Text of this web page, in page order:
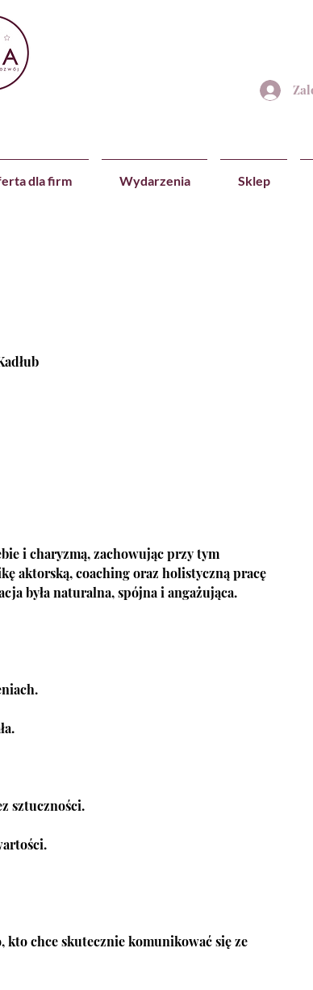
dla firm Wydarzenia Sklep
i charyzmą, zachowując przy tym
aktorską, coaching oraz holistyczną pracę
była naturalna, spójna i angażująca.
sztuczności.
chce skutecznie komunikować się ze